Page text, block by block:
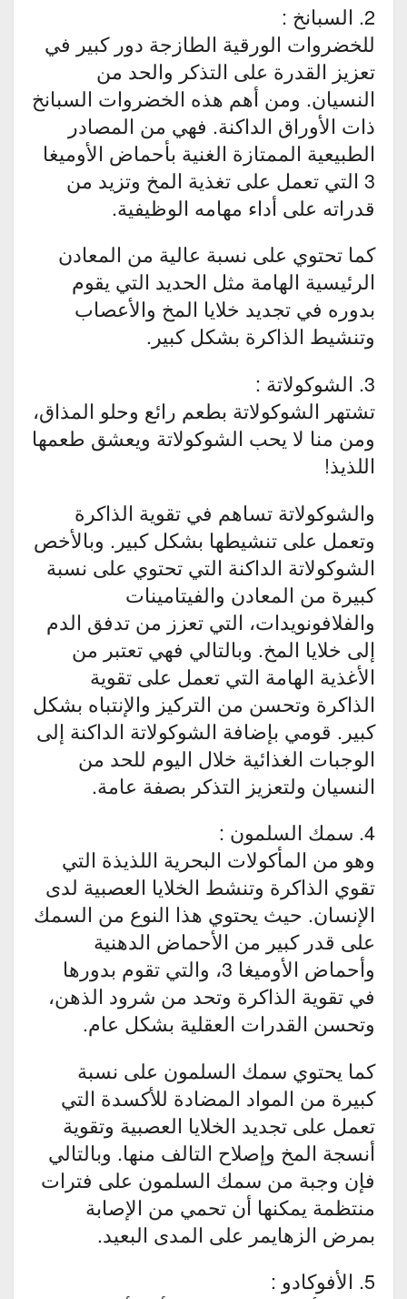
2. السبانخ :
للخضروات الورقية الطازجة دور كبير في
تعزيز القدرة على التذكر والحد من
النسيان. ومن أهم هذه الخضروات السبانخ
ذات الأوراق الداكنة. فهي من المصادر
الطبيعية الممتازة الغنية بأحماض الأوميغا
3 التي تعمل على تغذية المخ وتزيد من
قدراته على أداء مهامه الوظيفية.
كما تحتوي على نسبة عالية من المعادن
الرئيسية الهامة مثل الحديد التي يقوم
بدوره في تجديد خلايا المخ والأعصاب
وتنشيط الذاكرة بشكل كبير.
3. الشوكولاتة :
تشتهر الشوكولاتة بطعم رائع وحلو المذاق،
ومن منا لا يحب الشوكولاتة ويعشق طعمها
اللذيذ!
والشوكولاتة تساهم في تقوية الذاكرة
وتعمل على تنشيطها بشكل كبير. وبالأخص
الشوكولاتة الداكنة التي تحتوي على نسبة
كبيرة من المعادن والفيتامينات
والفلافونويدات، التي تعزز من تدفق الدم
إلى خلايا المخ. وبالتالي فهي تعتبر من
الأغذية الهامة التي تعمل على تقوية
الذاكرة وتحسن من التركيز والإنتباه بشكل
كبير. قومي بإضافة الشوكولاتة الداكنة إلى
الوجبات الغذائية خلال اليوم للحد من
النسيان ولتعزيز التذكر بصفة عامة.
4. سمك السلمون :
وهو من المأكولات البحرية اللذيذة التي
تقوي الذاكرة وتنشط الخلايا العصبية لدى
الإنسان. حيث يحتوي هذا النوع من السمك
على قدر كبير من الأحماض الدهنية
وأحماض الأوميغا 3، والتي تقوم بدورها
في تقوية الذاكرة وتحد من شرود الذهن،
وتحسن القدرات العقلية بشكل عام.
كما يحتوي سمك السلمون على نسبة
كبيرة من المواد المضادة للأكسدة التي
تعمل على تجديد الخلايا العصبية وتقوية
أنسجة المخ وإصلاح التالف منها. وبالتالي
فإن وجبة من سمك السلمون على فترات
منتظمة يمكنها أن تحمي من الإصابة
بمرض الزهايمر على المدى البعيد.
5. الأفوكادو :